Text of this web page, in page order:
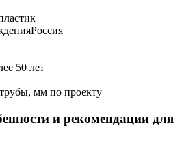
Россия
50 лет
мм по проекту
и рекомендации для